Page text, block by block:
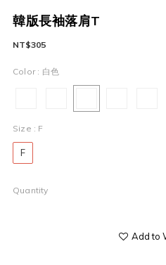
韓版長袖落肩T
NT$305
Color : 白色
Size : F
F
Quantity
Add to